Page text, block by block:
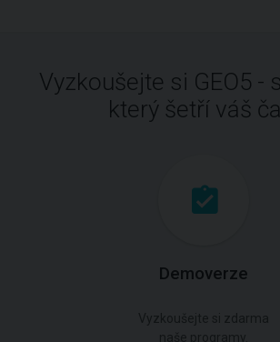
Vyzkoušejte si GEO5 -
který šetří váš
Demoverze